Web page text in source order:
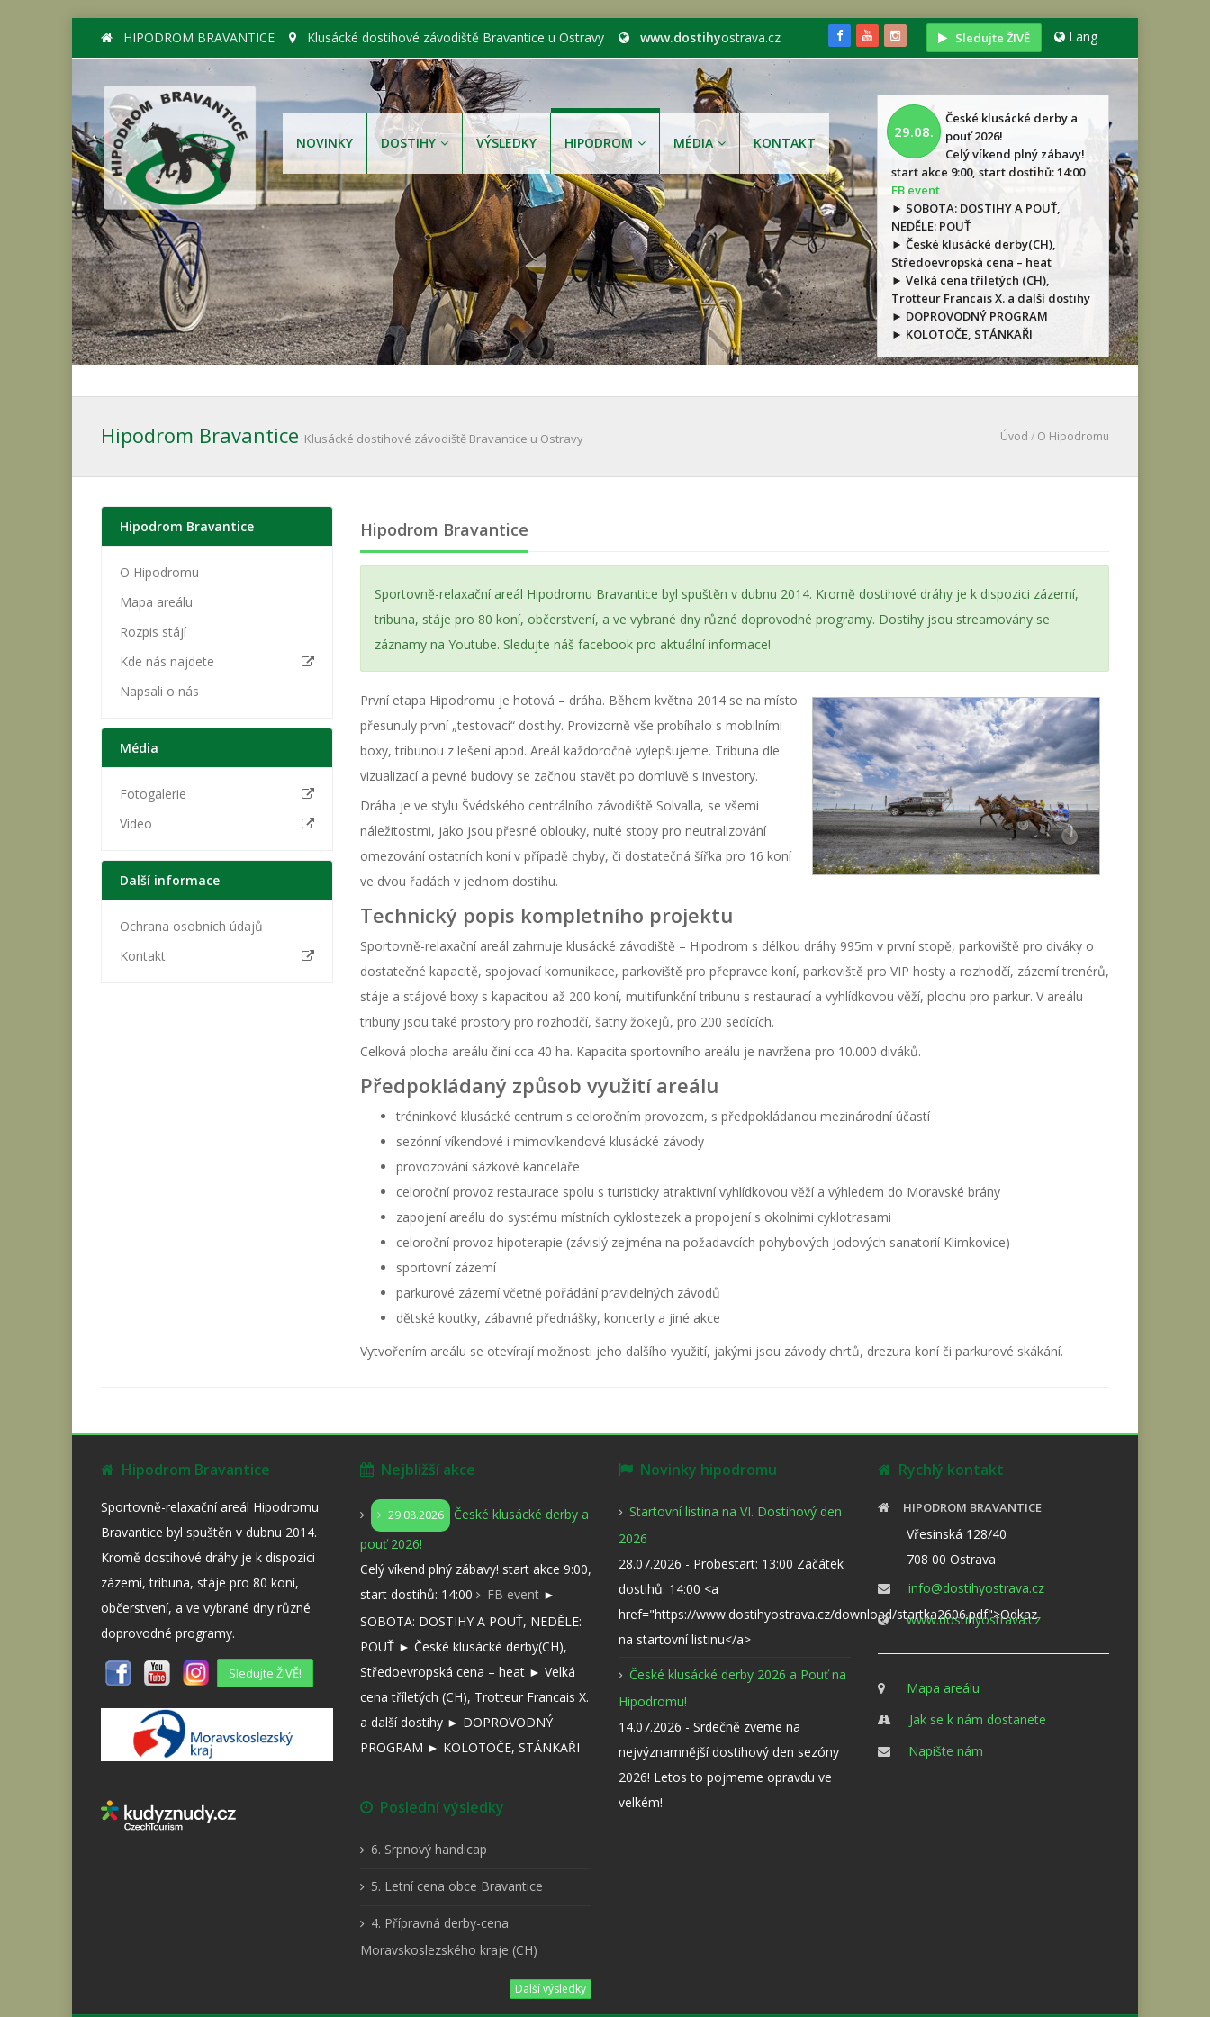
HIPODROM BRAVANTICE Klusácké dostihové závodiště Bravantice u Ostravy www.dostihyostrava.cz Sledujte ŽIVĚ Lang
NOVINKY DOSTIHY VÝSLEDKY HIPODROM MÉDIA KONTAKT
29.08.
České klusácké derby a
pouť 2026!
Celý víkend plný zábavy!
start akce 9:00, start dostihů: 14:00
FB event
► SOBOTA: DOSTIHY A POUŤ,
NEDĚLE: POUŤ
► České klusácké derby(CH),
Středoevropská cena – heat
► Velká cena tříletých (CH),
Trotteur Francais X. a další dostihy
► DOPROVODNÝ PROGRAM
► KOLOTOČE, STÁNKAŘI
Hipodrom Bravantice Klusácké dostihové závodiště Bravantice u Ostravy Úvod / O Hipodromu
Hipodrom Bravantice
Sportovně-relaxační areál Hipodromu Bravantice byl spuštěn v dubnu 2014. Kromě dostihové dráhy je k dispozici zázemí,
tribuna, stáje pro 80 koní, občerstvení, a ve vybrané dny různé doprovodné programy. Dostihy jsou streamovány se
záznamy na Youtube. Sledujte náš facebook pro aktuální informace!
První etapa Hipodromu je hotová – dráha. Během května 2014 se na místo
přesunuly první „testovací“ dostihy. Provizorně vše probíhalo s mobilními
boxy, tribunou z lešení apod. Areál každoročně vylepšujeme. Tribuna dle
vizualizací a pevné budovy se začnou stavět po domluvě s investory.
Dráha je ve stylu Švédského centrálního závodiště Solvalla, se všemi
náležitostmi, jako jsou přesné oblouky, nulté stopy pro neutralizování
omezování ostatních koní v případě chyby, či dostatečná šířka pro 16 koní
ve dvou řadách v jednom dostihu.
Technický popis kompletního projektu
Sportovně-relaxační areál zahrnuje klusácké závodiště – Hipodrom s délkou dráhy 995m v první stopě, parkoviště pro diváky o
dostatečné kapacitě, spojovací komunikace, parkoviště pro přepravce koní, parkoviště pro VIP hosty a rozhodčí, zázemí trenérů,
stáje a stájové boxy s kapacitou až 200 koní, multifunkční tribunu s restaurací a vyhlídkovou věží, plochu pro parkur. V areálu
tribuny jsou také prostory pro rozhodčí, šatny žokejů, pro 200 sedících.
Celková plocha areálu činí cca 40 ha. Kapacita sportovního areálu je navržena pro 10.000 diváků.
Předpokládaný způsob využití areálu
tréninkové klusácké centrum s celoročním provozem, s předpokládanou mezinárodní účastí
sezónní víkendové i mimovíkendové klusácké závody
provozování sázkové kanceláře
celoroční provoz restaurace spolu s turisticky atraktivní vyhlídkovou věží a výhledem do Moravské brány
zapojení areálu do systému místních cyklostezek a propojení s okolními cyklotrasami
celoroční provoz hipoterapie (závislý zejména na požadavcích pohybových Jodových sanatorií Klimkovice)
sportovní zázemí
parkurové zázemí včetně pořádání pravidelných závodů
dětské koutky, zábavné přednášky, koncerty a jiné akce
Vytvořením areálu se otevírají možnosti jeho dalšího využití, jakými jsou závody chrtů, drezura koní či parkurové skákání.
Hipodrom Bravantice
O Hipodromu
Mapa areálu
Rozpis stájí
Kde nás najdete
Napsali o nás
Média
Fotogalerie
Video
Další informace
Ochrana osobních údajů
Kontakt
Hipodrom Bravantice
Sportovně-relaxační areál Hipodromu
Bravantice byl spuštěn v dubnu 2014.
Kromě dostihové dráhy je k dispozici
zázemí, tribuna, stáje pro 80 koní,
občerstvení, a ve vybrané dny různé
doprovodné programy.
Sledujte ŽIVĚ!
Nejbližší akce
29.08.2026
České klusácké derby a
pouť 2026!
Celý víkend plný zábavy! start akce 9:00,
start dostihů: 14:00
FB event►
SOBOTA: DOSTIHY A POUŤ, NEDĚLE:
POUŤ ► České klusácké derby(CH),
Středoevropská cena – heat ► Velká
cena tříletých (CH), Trotteur Francais X.
a další dostihy ► DOPROVODNÝ
PROGRAM ► KOLOTOČE, STÁNKAŘI
Poslední výsledky
6. Srpnový handicap
5. Letní cena obce Bravantice
4. Přípravná derby-cena
Moravskoslezského kraje (CH)
Další výsledky
Novinky hipodromu
Startovní listina na VI. Dostihový den
2026
28.07.2026 - Probestart: 13:00 Začátek
dostihů: 14:00 <a
href="https://www.dostihyostrava.cz/download/startka2606.pdf">Odkaz
na startovní listinu</a>
České klusácké derby 2026 a Pouť na
Hipodromu!
14.07.2026 - Srdečně zveme na
nejvýznamnější dostihový den sezóny
2026! Letos to pojmeme opravdu ve
velkém!
Rychlý kontakt
HIPODROM BRAVANTICE
Vřesinská 128/40
708 00 Ostrava
info@dostihyostrava.cz
www.dostihyostrava.cz
Mapa areálu
Jak se k nám dostanete
Napište nám